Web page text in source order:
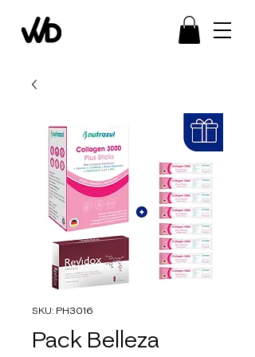
SKU: PH3016
Pack Belleza